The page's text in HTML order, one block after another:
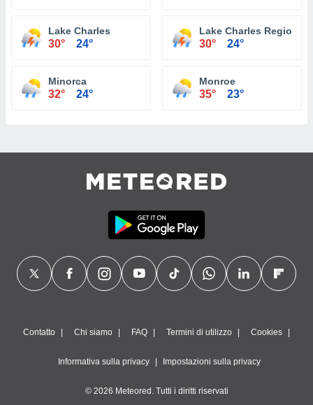
Lake Charles
30° 24°
Lake Charles Regional
30° 24°
Minorca
32° 24°
Monroe
35° 23°
Contatto Chi siamo FAQ Termini di utilizzo Cookies
Informativa sulla privacy Impostazioni sulla privacy
© 2026 Meteored. Tutti i diritti riservati